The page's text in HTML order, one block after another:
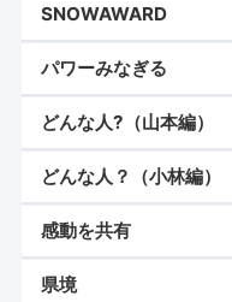
SNOWAWARD
パワーみなぎる
どんな人?（山本編）
どんな人？（小林編）
感動を共有
県境